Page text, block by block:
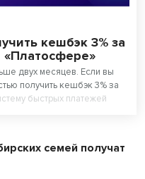
кешбэк 3% за
двух месяцев. Если вы
получить кешбэк 3% за
быстрых платежей
семей получат